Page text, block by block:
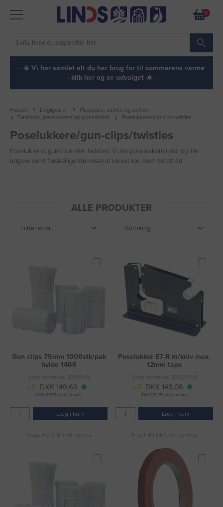
0
· ☀️ Vi har samlet alt du har brug for til sommerens varme
- klik her og se udvalget ☀️ ·
Forside Dagligvarer
Plastposer, sække og stativer
Elastikker, poselukkere og gummibånd
Poselukkere/gun-clips/twisties
Poselukkere/gun-clips/twisties
Poselukkere, gun-clips eller twisties. Vi har poselukkere i stor og lille
udgave samt forskellige størrelser af lukkeclips med metaltråd.
ALLE PRODUKTER
Filtrer efter... Sortering
Gun clips 75mm 1000stk/pak
hvide 1466
Varenummer: 3011859
DKK 149,69
(DKK 119,75 ekskl. moms)
Læg i kurv
Fragt 49 DKK inkl. moms
Poselukker E7-R m/kniv max.
12mm tape
Varenummer: 3052854
DKK 149,06
(DKK 119,25 ekskl. moms)
Læg i kurv
Fragt 49 DKK inkl. moms